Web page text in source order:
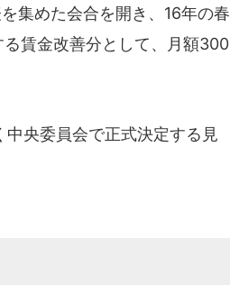
集めた会合を開き、16年の春
賃金改善分として、月額300
央委員会で正式決定する見